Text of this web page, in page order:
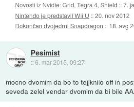
Novosti iz Nvidie: Grid, Tegra 4, Shield ::7.
Nintendo je predstavil Wii U ::20. nov 2012
Dokončan dvojedrni Snapdragon :: 18. avg
Pesimist
::6. mar 2015, 09:27
mocno dvomim da bo to tejjknilo off in
seveda zelel vendar dvomim da bi bile